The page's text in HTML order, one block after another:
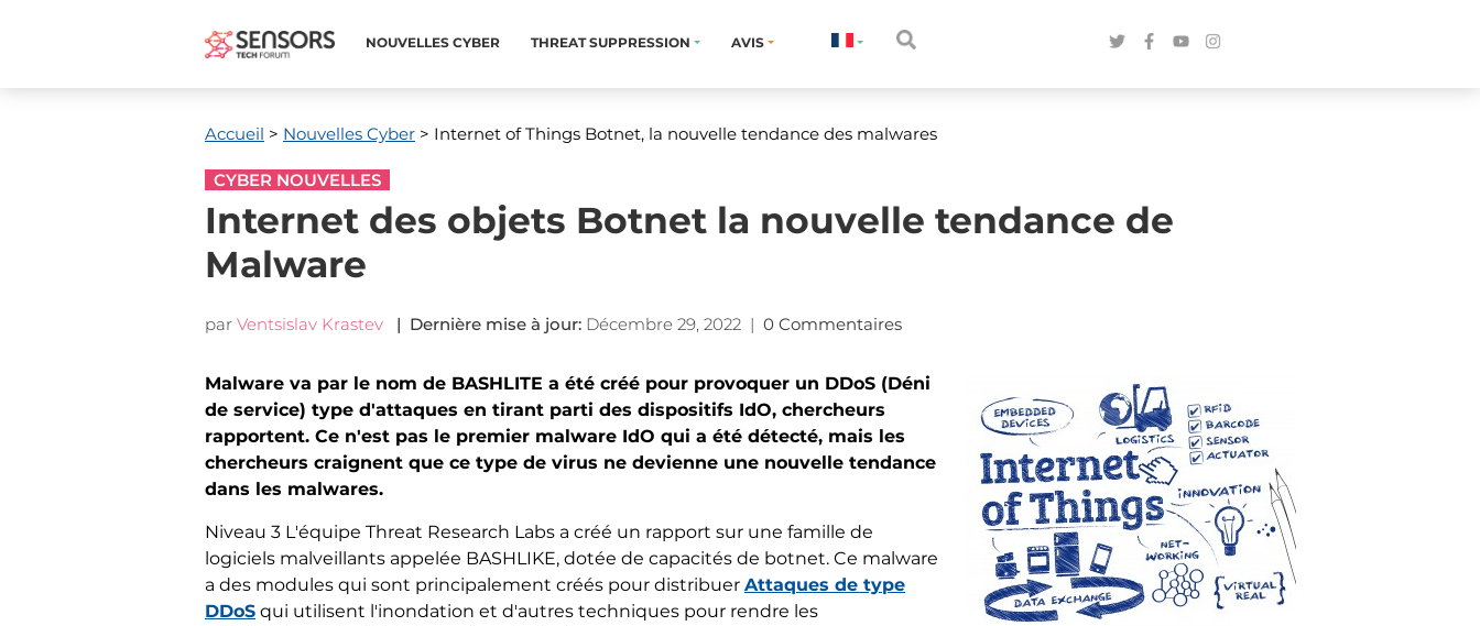
NOUVELLES CYBER THREAT SUPPRESSION AVIS
Accueil > Nouvelles Cyber > Internet of Things Botnet, la nouvelle tendance des malwares
CYBER NOUVELLES
Internet des objets Botnet la nouvelle tendance de
Malware
par Ventsislav Krastev | Dernière mise à jour: Décembre 29, 2022 | 0 Commentaires
Malware va par le nom de BASHLITE a été créé pour provoquer un DDoS (Déni
de service) type d'attaques en tirant parti des dispositifs IdO, chercheurs
rapportent. Ce n'est pas le premier malware IdO qui a été détecté, mais les
chercheurs craignent que ce type de virus ne devienne une nouvelle tendance
dans les malwares.
Niveau 3 L'équipe Threat Research Labs a créé un rapport sur une famille de
logiciels malveillants appelée BASHLIKE, dotée de capacités de botnet. Ce malware
a des modules qui sont principalement créés pour distribuer Attaques de type
DDoS qui utilisent l'inondation et d'autres techniques pour rendre les